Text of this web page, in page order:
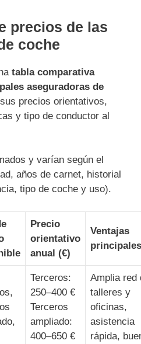
precios de las
coche
tabla comparativa
aseguradoras de
precios orientativos,
y tipo de conductor al
y varían según el
años de carnet, historial
tipo de coche y uso).
Precio
orientativo
anual (€)
Ventajas
principales
Terceros:
250–400 €
Terceros
ampliado:
400–650 €
Amplia red
talleres y
oficinas,
asistencia
rápida,